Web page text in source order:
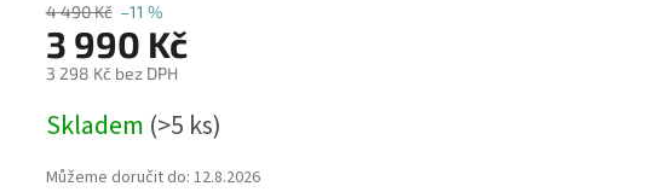
4 490 Kč –11 %
3 990 Kč
3 298 Kč bez DPH
cena:
Skladem (>5 ks)
Můžeme doručit do: 12.8.2026